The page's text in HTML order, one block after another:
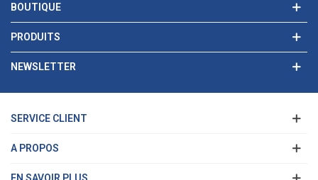
BOUTIQUE
PRODUITS
NEWSLETTER
SERVICE CLIENT
A PROPOS
EN SAVOIR PLUS